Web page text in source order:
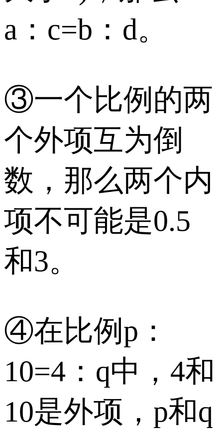
a：c=b：d。
③一个比例的两
个外项互为倒
数，那么两个内
项不可能是0.5
和3。
④在比例p：
10=4：q中，4和
10是外项，p和q